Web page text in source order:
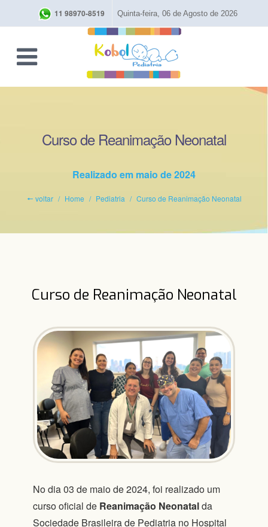
11 98970-8519 Quinta-feira, 06 de Agosto de 2026
Curso de Reanimação Neonatal
Realizado em maio de 2024
🠔 voltar Home Pediatria Curso de Reanimação Neonatal
Curso de Reanimação Neonatal
No dia 03 de maio de 2024, foi realizado um
curso oficial de Reanimação Neonatalda
Sociedade Brasileira de Pediatria no Hospital